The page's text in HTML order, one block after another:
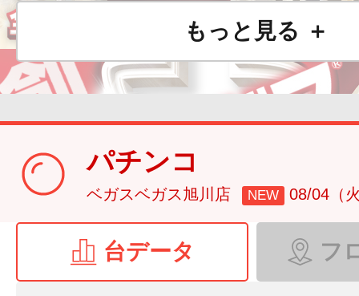
もっと見る ＋
パチンコ
ベガスベガス旭川店 NEW 08/04（
台データ フ